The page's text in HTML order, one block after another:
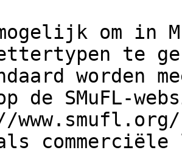
om in
te
worden
de SMuFL-